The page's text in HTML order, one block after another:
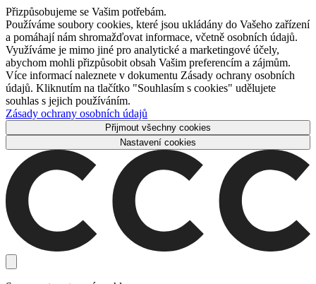
Přizpůsobujeme se Vašim potřebám.
Používáme soubory cookies, které jsou ukládány do Vašeho zařízení
a pomáhají nám shromažďovat informace, včetně osobních údajů.
Využíváme je mimo jiné pro analytické a marketingové účely,
abychom mohli přizpůsobit obsah Vašim preferencím a zájmům.
Více informací naleznete v dokumentu Zásady ochrany osobních
údajů. Kliknutím na tlačítko "Souhlasím s cookies" udělujete
souhlas s jejich používáním.
Zásady ochrany osobních údajů
Přijmout všechny cookies
Nastavení cookies